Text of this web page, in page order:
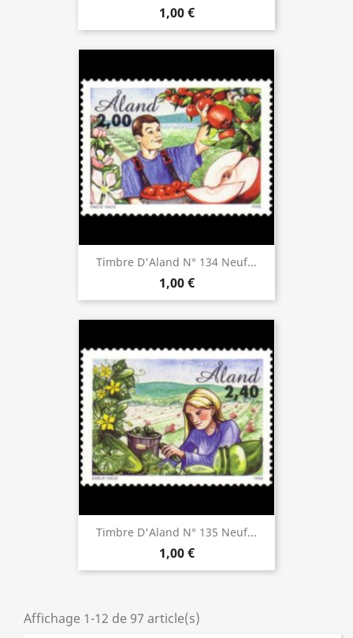
1,00 €
Timbre D'Aland N° 134 Neuf...
1,00 €
Timbre D'Aland N° 135 Neuf...
1,00 €
Affichage 1-12 de 97 article(s)